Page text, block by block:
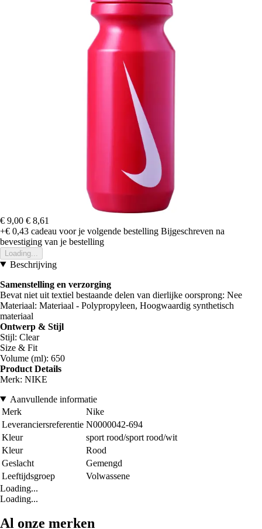
€ 9,00 € 8,61
+€ 0,43 cadeau voor je volgende bestelling Bijgeschreven na
bevestiging van je bestelling
Loading...
Beschrijving
Samenstelling en verzorging
Bevat niet uit textiel bestaande delen van dierlijke oorsprong: Nee
Materiaal: Materiaal - Polypropyleen, Hoogwaardig synthetisch
materiaal
Ontwerp & Stijl
Stijl: Clear
Size & Fit
Volume (ml): 650
Product Details
Merk: NIKE
Aanvullende informatie
Merk
Nike
Leveranciersreferentie N0000042-694
Kleur
sport rood/sport rood/wit
Kleur
Rood
Geslacht
Gemengd
Leeftijdsgroep
Volwassene
Loading...
Loading...
Al onze merken